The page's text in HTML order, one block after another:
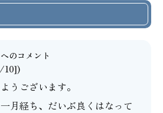
へのコメント
10])
うございます。
月経ち、だいぶ良くはなって